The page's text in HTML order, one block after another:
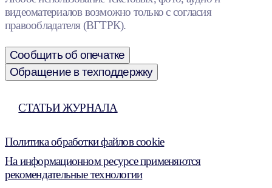
видеоматериалов возможно только с согласия
правообладателя (ВГТРК).
Сообщить об опечатке
Обращение в техподдержку
СТАТЬИ ЖУРНАЛА
Политика обработки файлов cookie
На информационном ресурсе применяются
рекомендательные технологии